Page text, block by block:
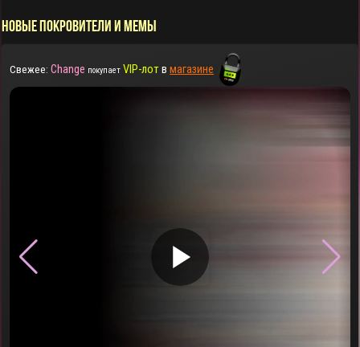
НОВЫЕ ПОКРОВИТЕЛИ И МЕМЫ
Свежее: Change покупает VIP-лотвмагазине
▶